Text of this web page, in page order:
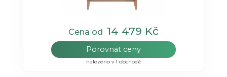
Cena od 14 479 Kč
Porovnat ceny
nalezeno v 1 obchodě